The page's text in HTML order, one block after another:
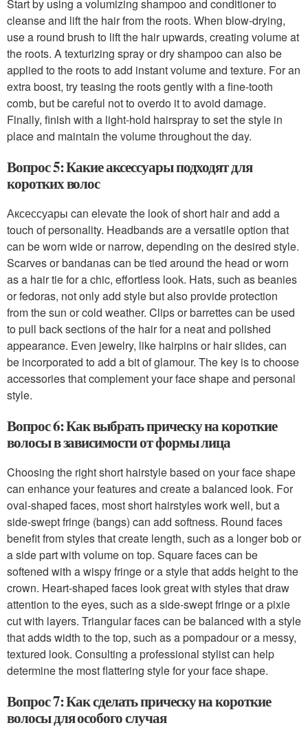
Start by using a volumizing shampoo and conditioner to
cleanse and lift the hair from the roots. When blow-drying,
use a round brush to lift the hair upwards, creating volume at
the roots. A texturizing spray or dry shampoo can also be
applied to the roots to add instant volume and texture. For an
extra boost, try teasing the roots gently with a fine-tooth
comb, but be careful not to overdo it to avoid damage.
Finally, finish with a light-hold hairspray to set the style in
place and maintain the volume throughout the day.
Вопрос 5: Какие аксессуары подходят для
коротких волос
Аксессуары can elevate the look of short hair and add a
touch of personality. Headbands are a versatile option that
can be worn wide or narrow, depending on the desired style.
Scarves or bandanas can be tied around the head or worn
as a hair tie for a chic, effortless look. Hats, such as beanies
or fedoras, not only add style but also provide protection
from the sun or cold weather. Clips or barrettes can be used
to pull back sections of the hair for a neat and polished
appearance. Even jewelry, like hairpins or hair slides, can
be incorporated to add a bit of glamour. The key is to choose
accessories that complement your face shape and personal
style.
Вопрос 6: Как выбрать прическу на короткие
волосы в зависимости от формы лица
Choosing the right short hairstyle based on your face shape
can enhance your features and create a balanced look. For
oval-shaped faces, most short hairstyles work well, but a
side-swept fringe (bangs) can add softness. Round faces
benefit from styles that create length, such as a longer bob or
a side part with volume on top. Square faces can be
softened with a wispy fringe or a style that adds height to the
crown. Heart-shaped faces look great with styles that draw
attention to the eyes, such as a side-swept fringe or a pixie
cut with layers. Triangular faces can be balanced with a style
that adds width to the top, such as a pompadour or a messy,
textured look. Consulting a professional stylist can help
determine the most flattering style for your face shape.
Вопрос 7: Как сделать прическу на короткие
волосы для особого случая